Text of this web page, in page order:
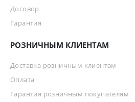
Договор
Гарантия
РОЗНИЧНЫМ КЛИЕНТАМ
Доставка розничным клиентам
Оплата
Гарантия розничным покупателям